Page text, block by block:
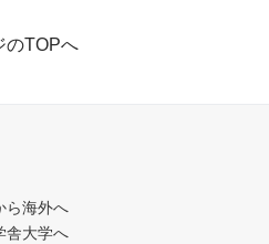
のTOPへ
ら海外へ
舎大学へ